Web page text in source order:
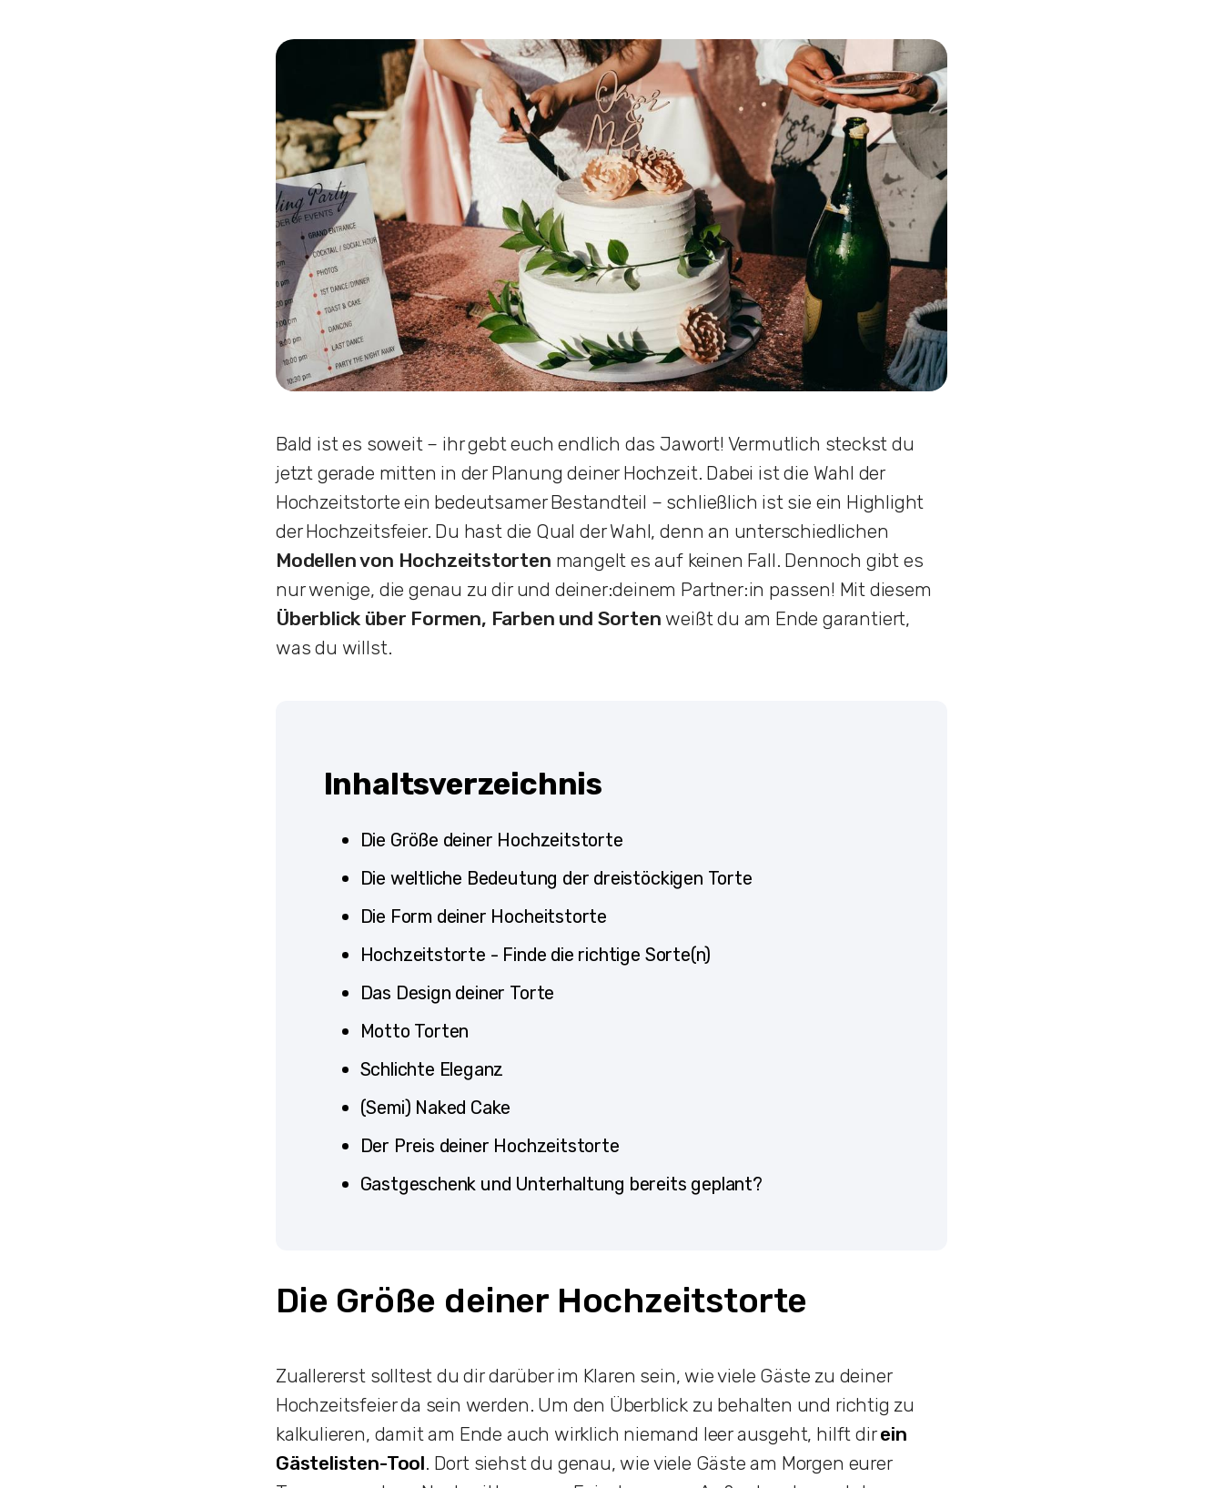
Bald ist es soweit – ihr gebt euch endlich das Jawort! Vermutlich steckst du
jetzt gerade mitten in der Planung deiner Hochzeit. Dabei ist die Wahl der
Hochzeitstorte ein bedeutsamer Bestandteil – schließlich ist sie ein Highlight
der Hochzeitsfeier. Du hast die Qual der Wahl, denn an unterschiedlichen
Modellen von Hochzeitstorten mangelt es auf keinen Fall. Dennoch gibt es
nur wenige, die genau zu dir und deiner:deinem Partner:in passen! Mit diesem
Überblick über Formen, Farben und Sorten weißt du am Ende garantiert,
was du willst.
Inhaltsverzeichnis
Die Größe deiner Hochzeitstorte
Die weltliche Bedeutung der dreistöckigen Torte
Die Form deiner Hocheitstorte
Hochzeitstorte - Finde die richtige Sorte(n)
Das Design deiner Torte
Motto Torten
Schlichte Eleganz
(Semi) Naked Cake
Der Preis deiner Hochzeitstorte
Gastgeschenk und Unterhaltung bereits geplant?
Die Größe deiner Hochzeitstorte
Zuallererst solltest du dir darüber im Klaren sein, wie viele Gäste zu deiner
Hochzeitsfeier da sein werden. Um den Überblick zu behalten und richtig zu
kalkulieren, damit am Ende auch wirklich niemand leer ausgeht, hilft direin
Gästelisten-Tool. Dort siehst du genau, wie viele Gäste am Morgen eurer